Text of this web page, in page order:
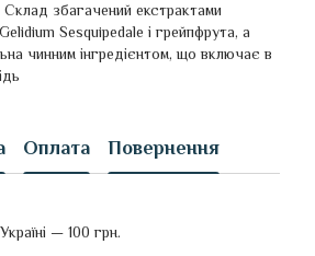
Склад збагачений екстрактами
Sesquipedale і грейпфрута, а
чинним інгредієнтом, що включає в
Оплата Повернення
— 100 грн.